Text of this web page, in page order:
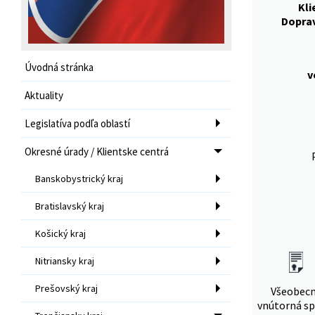
Úvodná stránka
Aktuality
Legislatíva podľa oblastí
Okresné úrady / Klientske centrá
Banskobystrický kraj
Bratislavský kraj
Košický kraj
Nitriansky kraj
Prešovský kraj
vnútorná